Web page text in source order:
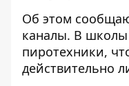
Об этом
каналы. В школы
пиротехники,
действительно